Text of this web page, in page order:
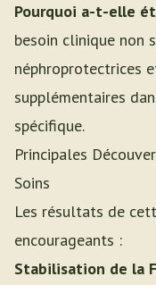
Pourquoi a-t-elle
besoin clinique non
néphroprotectrices
supplémentaires
spécifique.
Principales
Soins
Les résultats de
encourageants :
Stabilisation de la